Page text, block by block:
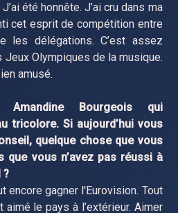
été honnête. J’ai cru dans ma
cet esprit de compétition entre
les délégations. C’est assez
Jeux Olympiques de la musique.
amusé.
Amandine Bourgeois qui
tricolore. Si aujourd’hui vous
quelque chose que vous
que vous n’avez pas réussi à
?
encore gagner l'Eurovision. Tout
le pays à l’extérieur. Aimer